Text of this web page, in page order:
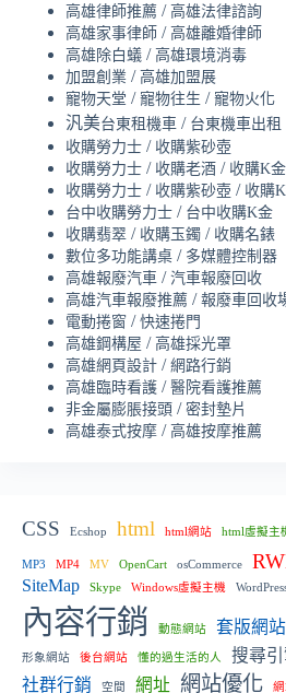
高雄律師推薦 / 高雄法律諮詢
高雄家事律師 / 高雄離婚律師
高雄除白蟻 / 高雄環境消毒
加盟創業 / 高雄加盟展
寵物天堂 / 寵物往生 / 寵物火化
汎美台東租機車 / 台東機車出租
收購勞力士 / 收購紫砂壺
收購勞力士 / 收購老酒 / 收購K金
收購勞力士 / 收購紫砂壺 / 收購
台中收購勞力士 / 台中收購K金
收購翡翠 / 收購玉鐲 / 收購名錶
數位多功能講桌 / 多媒體控制器
高雄報廢汽車 / 汽車報廢回收
高雄汽車報廢推薦 / 報廢車回收
電動捲窗 / 快速捲門
高雄鋼構屋 / 高雄採光罩
高雄網頁設計 / 網路行銷
高雄臨時看護 / 醫院看護推薦
非金屬膨脹接頭 / 密封墊片
高雄泰式按摩 / 高雄按摩推薦
CSS Ecshop html html網站 html虛擬主
MP3 MP4 MV OpenCart osCommerce
SiteMap Skype Windows虛擬主機
內容行銷 動態網站 套版網站
形象網站 後台網站 懂的過生活的人 搜尋
社群行銷
空間 網址 網站優化 網